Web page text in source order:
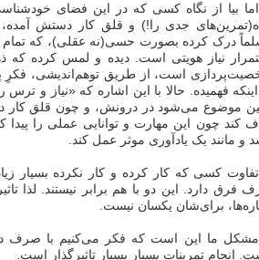
بیا از نگاه کسی که در این فضای
جدی را!) و قلق کار دستش آمده،
درک کرده بصورت حسی(نه عقلی)، که تمام
نیاز هویتی است. دیده و لمس کرده
است، از طریق توهم‌اندیشی،
اینکه فهمیده. حالا با این اشاره که «نیاز و
موضوع می‌شود در درونش، و چون قلق کار
کند چون این مهارت و توانایی عملی را پیدا
و مانند یک یادآوری موثر عمل کند.
کسی که کار کرده و کار نکرده بسیار
فرق دارد. این دو با هم برابر نیستند. لذا
برای‌شان یکسان نیست.
ما این است که فکر می‌کنیم با صرف درک
انجام تمرینات بسیار بسیار تاثیرگذار است.